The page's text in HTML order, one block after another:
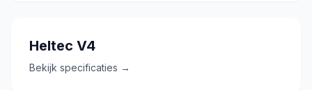
Heltec V4
Bekijk specificaties →